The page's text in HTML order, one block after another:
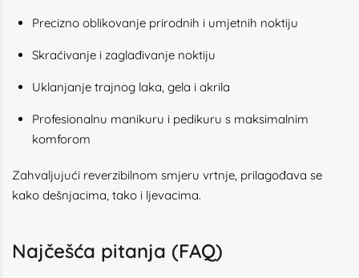
Precizno oblikovanje prirodnih i umjetnih noktiju
Skraćivanje i zaglađivanje noktiju
Uklanjanje trajnog laka, gela i akrila
Profesionalnu manikuru i pedikuru s maksimalnim
komforom
Zahvaljujući reverzibilnom smjeru vrtnje, prilagođava se
kako dešnjacima, tako i ljevacima.
Najčešća pitanja (FAQ)